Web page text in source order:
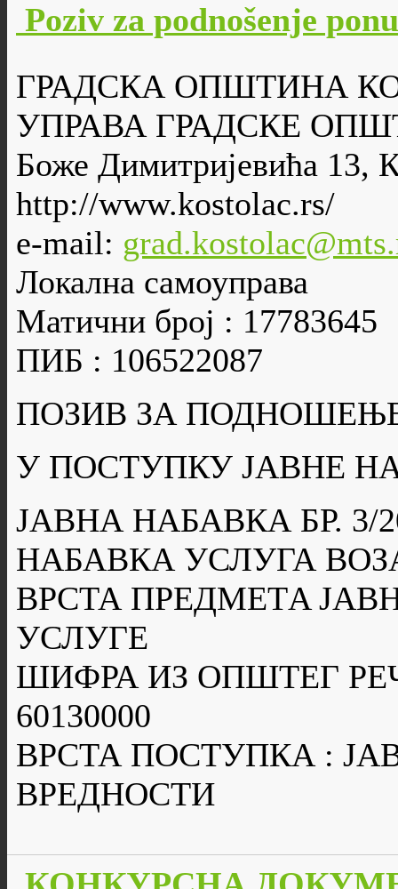
Poziv za podnošenje
ГРАДСКА ОПШТИНА
УПРАВА ГРАДСКЕ
Боже Димитријевића 13,
http://www.kostolac.rs/
e-mail:
Локална самоуправа
Матични број : 17783645
ПИБ : 106522087
ПОЗИВ ЗА
У ПОСТУПКУ ЈАВНЕ
ЈАВНА НАБАВКА БР. 3/
НАБАВКА УСЛУГА
ВРСТА ПРЕДМЕТA
УСЛУГЕ
ШИФРА ИЗ ОПШТЕГ
60130000
ВРСТА ПОСТУПКА :
ВРЕДНОСТИ